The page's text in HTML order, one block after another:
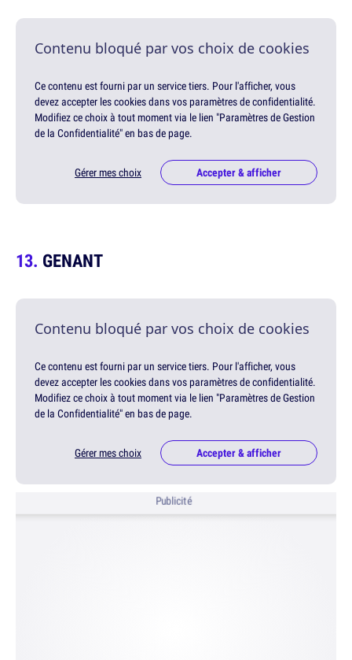
Contenu bloqué par vos choix de cookies
Ce contenu est fourni par un service tiers. Pour l'afficher, vous
devez accepter les cookies dans vos paramètres de confidentialité.
Modifiez ce choix à tout moment via le lien "Paramètres de Gestion
de la Confidentialité" en bas de page.
Gérer mes choix Accepter & afficher
GENANT
Contenu bloqué par vos choix de cookies
Ce contenu est fourni par un service tiers. Pour l'afficher, vous
devez accepter les cookies dans vos paramètres de confidentialité.
Modifiez ce choix à tout moment via le lien "Paramètres de Gestion
de la Confidentialité" en bas de page.
Gérer mes choix Accepter & afficher
Publicité